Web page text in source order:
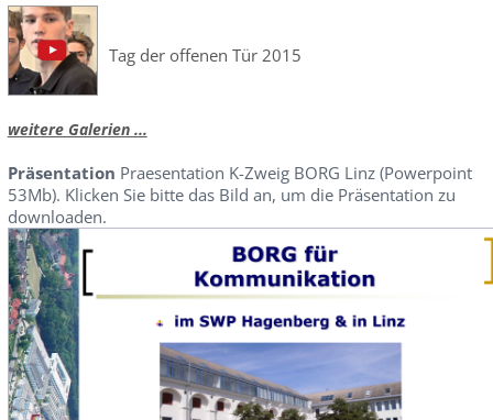
Tag der offenen Tür 2015
weitere Galerien ...
Präsentation Praesentation K-Zweig BORG Linz (Powerpoint
53Mb). Klicken Sie bitte das Bild an, um die Präsentation zu
downloaden.